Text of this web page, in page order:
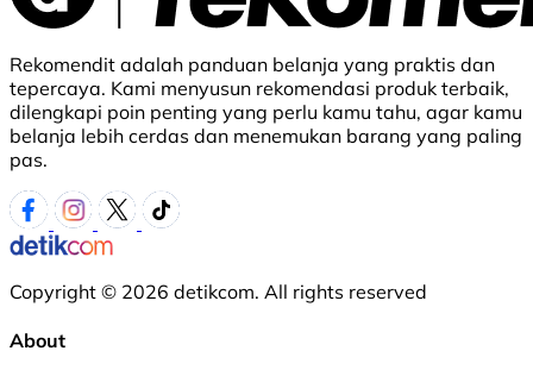
Rekomendit adalah panduan belanja yang praktis dan
tepercaya. Kami menyusun rekomendasi produk terbaik,
dilengkapi poin penting yang perlu kamu tahu, agar kamu
belanja lebih cerdas dan menemukan barang yang paling
pas.
Copyright © 2026 detikcom. All rights reserved
About